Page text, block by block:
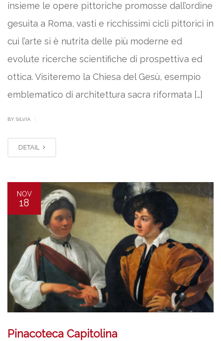
insieme le opere pittoriche promosse dall’ordine
gesuita a Roma, vasti e ricchissimi cicli pittorici in
cui l’arte si è nutrita delle più moderne ed
evolute ricerche scientifiche di prospettiva ed
ottica. Visiteremo la Chiesa del Gesù, esempio
emblematico di architettura sacra riformata […]
BY SILVIA
DETAIL
NOV
18
Pinacoteca Capitolina